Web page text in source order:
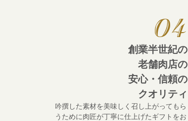
創業半世紀の
老舗肉店の
安心・信頼の
クオリティ
吟撰した素材を美味しく召し上がってもら
うために肉匠が丁寧に仕上げたギフトをお